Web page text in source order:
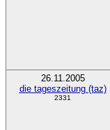
26.11.2005
die tageszeitung (taz)
2331